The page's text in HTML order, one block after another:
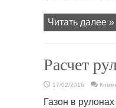
Читать далее »
Расчет
17/02/2016
Газон в